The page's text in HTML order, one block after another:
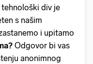
div je
s našim
i upitamo
Odgovor bi vas
anonimnog